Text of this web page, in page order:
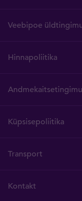
Veebipoe
Hinnapoliitika
Küpsisepoliitika
Transport
Kontakt